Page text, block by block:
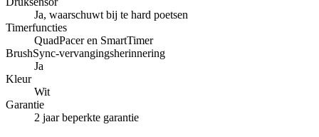
Ja, waarschuwt bij te hard poetsen
Timerfuncties
QuadPacer en SmartTimer
BrushSync-vervangingsherinnering
Ja
Kleur
Wit
Garantie
2 jaar beperkte garantie